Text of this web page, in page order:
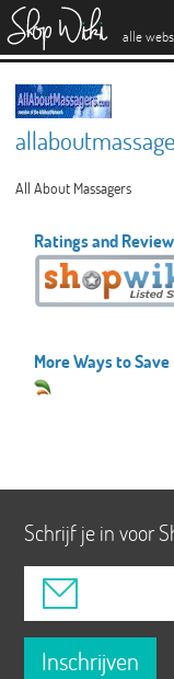
alle
All About Massagers
Ratings and
More Ways to Save
Schrijf je in voor
Inschrijven